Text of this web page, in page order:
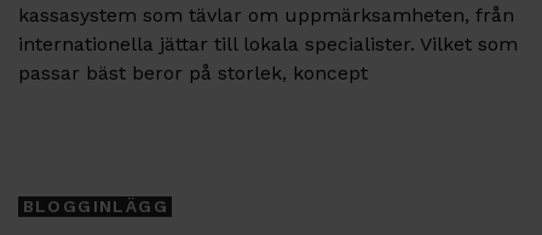
kassasystem som tävlar om uppmärksamheten, från
internationella jättar till lokala specialister. Vilket som
passar bäst beror på storlek, koncept
BLOGGINLÄGG